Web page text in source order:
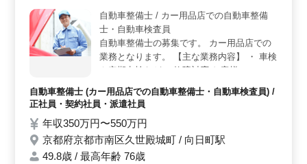
齢に関係なく、スキルや経験を評価してくれる風土があ
ります。新しいチャレンジをお考えの方におすすめの求
人です。 ＜充実の業務内容＞ 社労士業務全般に携
わりながら、社会保険の手続きや雇用管理、人材育成相
談、人材制度制定など、幅広い業務を経験できます。給
っています。
自動車整備士 / カー用品店での自動車整備
士・自動車検査員
自動車整備士の募集です。 カー用品店での
業務となります。 【主な業務内容】 ・ 車検
や定期点検など ・故障対応 お客様のニーズ
をしっかりヒアリングして、 ニーズに合わ
せた修理やパーツ交換などの様々な整備対応
を行ないます。 メカニック経験の豊富な方
歓迎です。
自動車整備士 (カー用品店での自動車整備士・自動車検査員) /
正社員・契約社員・派遣社員
年収350万円〜550万円
京都府京都市南区久世殿城町 / 向日町駅
49.8歳 / 最高年齢 76歳